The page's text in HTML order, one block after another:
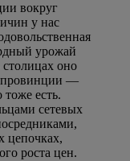
вокруг
у нас
урожай
столицах оно
провинции —
есть.
сетевых
цепочках,
роста цен.